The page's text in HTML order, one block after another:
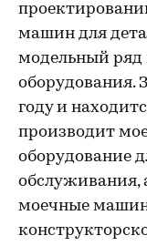
машин для
модельный ряд
оборудования.
году и
производит
оборудование
моечные